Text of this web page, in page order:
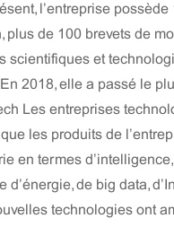
l’entreprise possède
plus de 100 brevets de
scientifiques et
2018, elle a passé le
Les entreprises
les produits de
en termes
d’énergie, de big data,
technologies ont